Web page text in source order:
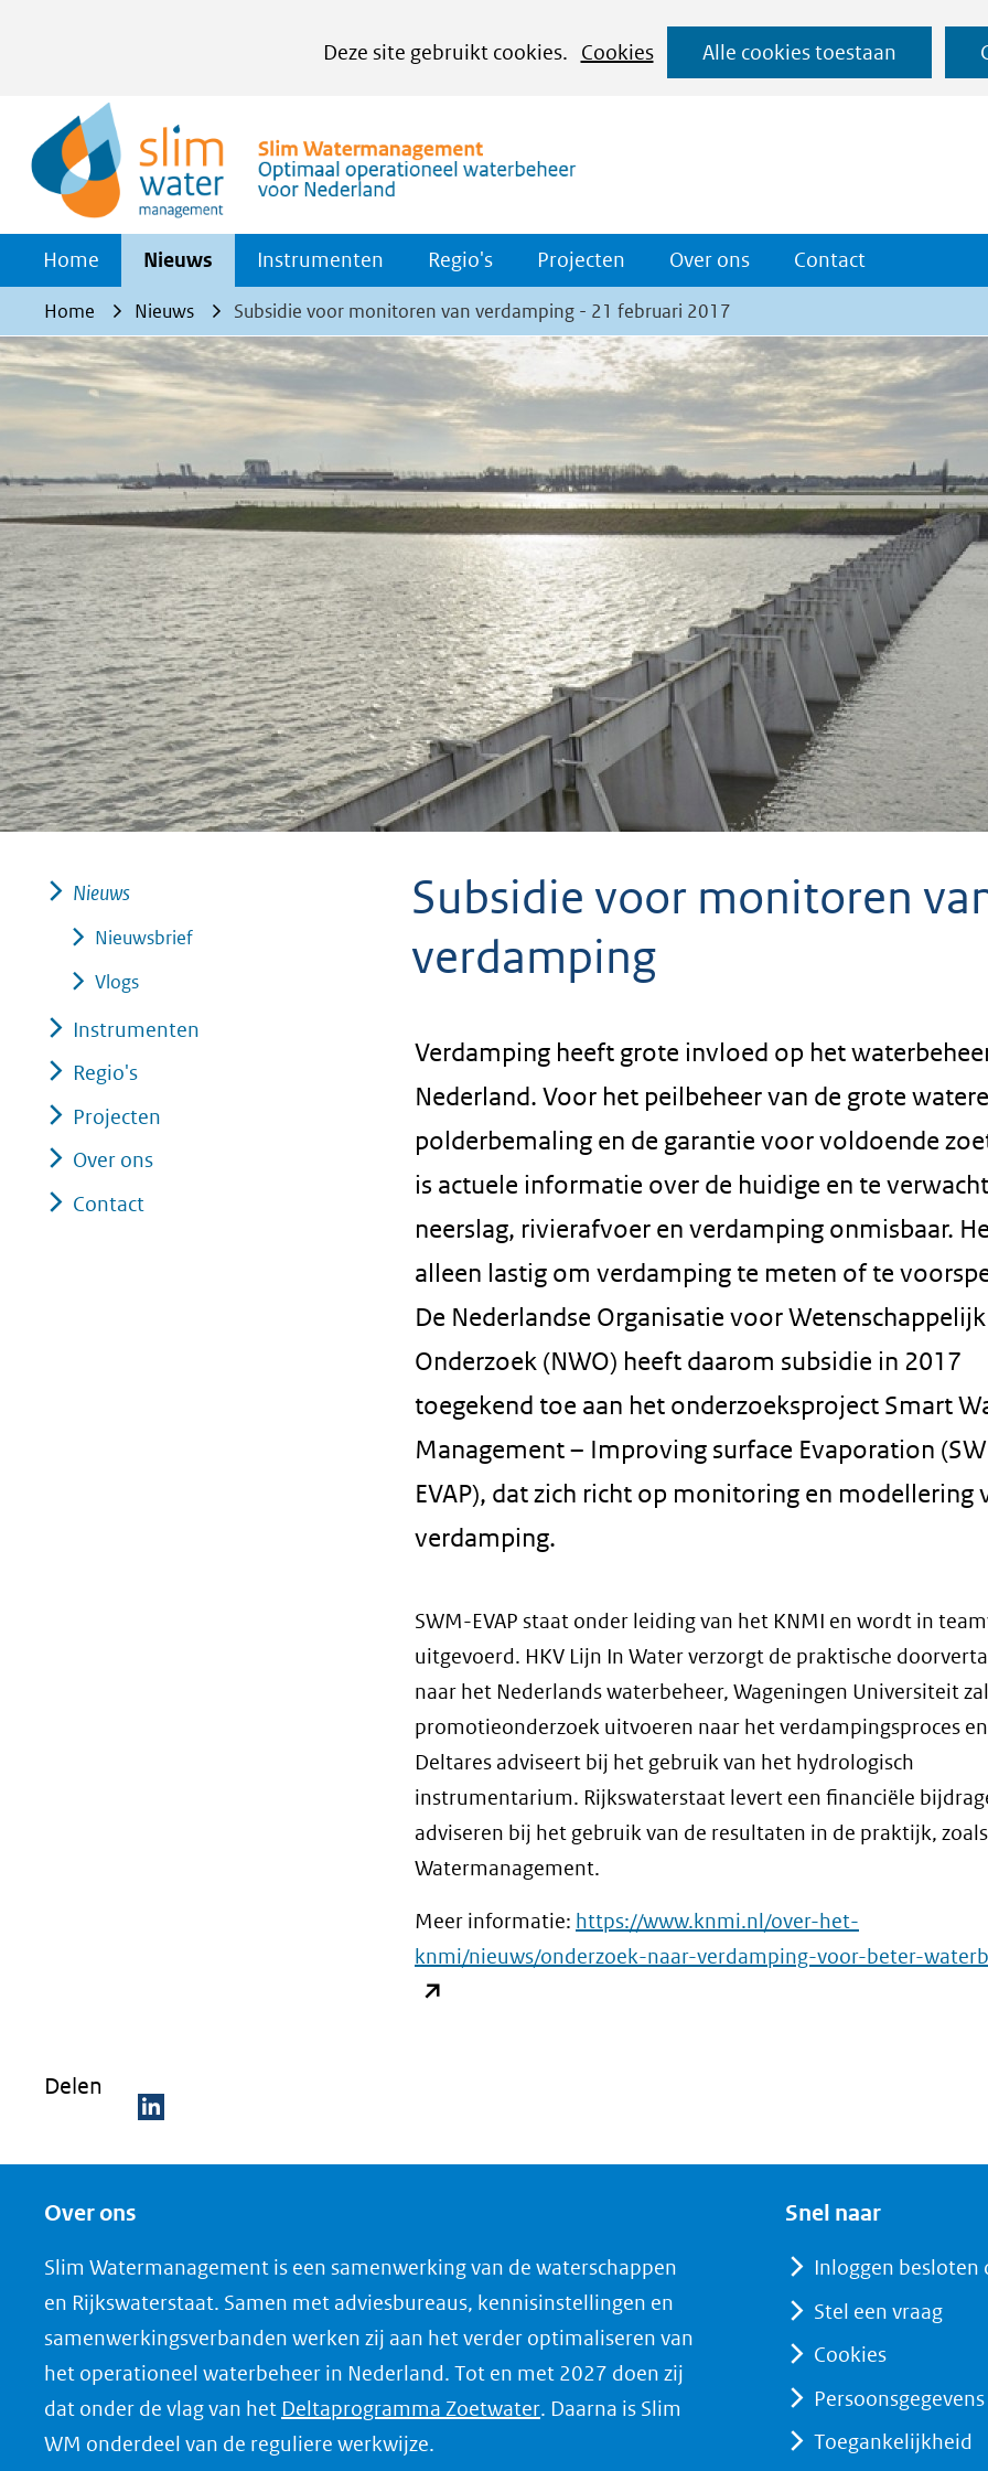
Deze site gebruikt cookies.
Cookies
het
gebruik
van
cookies
deze
website
worden
of
geweigerd.
Alle cookies toestaan
Ga
naar
Home Nieuws Instrumenten Regio's Projecten Over ons Contact
Home Nieuws Subsidie voor monitoren van verdamping - 21 februari 2017
Subsidie voor monitoren
verdamping
Verdamping heeft grote invloed op het
Nederland. Voor het peilbeheer van de grote
polderbemaling en de garantie voor voldoende
is actuele informatie over de huidige en te
neerslag, rivierafvoer en verdamping onmisbaar.
alleen lastig om verdamping te meten of te
De Nederlandse Organisatie voor Wetenschappelijk
Onderzoek (NWO) heeft daarom subsidie in 2017
toegekend toe aan het onderzoeksproject Smart
Management – Improving surface Evaporation
EVAP), dat zich richt op monitoring en modellering
verdamping.
SWM-EVAP staat onder leiding van het KNMI en wordt in
uitgevoerd. HKV Lijn In Water verzorgt de praktische
naar het Nederlands waterbeheer, Wageningen Universiteit zal
promotieonderzoek uitvoeren naar het verdampingsproces en
Deltares adviseert bij het gebruik van het hydrologisch
instrumentarium. Rijkswaterstaat levert een financiële
adviseren bij het gebruik van de resultaten in de praktijk,
Watermanagement.
Meer informatie: https://www.knmi.nl/over-het-
knmi/nieuws/onderzoek-naar-verdamping-voor-beter-
Nieuws
Nieuwsbrief
Vlogs
Instrumenten
Regio's
Projecten
Over ons
Contact
Delen
n
o
p
L
i
n
Over ons
Slim Watermanagement is een samenwerking van de waterschappen
en Rijkswaterstaat. Samen met adviesbureaus, kennisinstellingen en
samenwerkingsverbanden werken zij aan het verder optimaliseren van
het operationeel waterbeheer in Nederland. Tot en met 2027 doen zij
dat onder de vlag van het Deltaprogramma Zoetwater(opent
. Daarna is Slim
WM onderdeel van de reguliere werkwijze.
Snel naar
Inloggen besloten
Stel een vraag
Cookies
Persoonsgegevens
Toegankelijkheid